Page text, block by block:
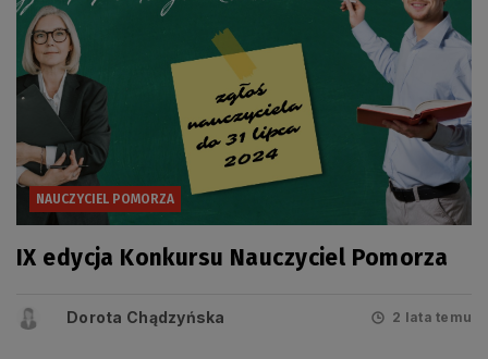
NAUCZYCIEL POMORZA
IX edycja Konkursu Nauczyciel Pomorza
Dorota Chądzyńska 2 lata temu